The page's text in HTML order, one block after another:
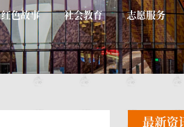
红色故事 社会教育 志愿服务
最新资